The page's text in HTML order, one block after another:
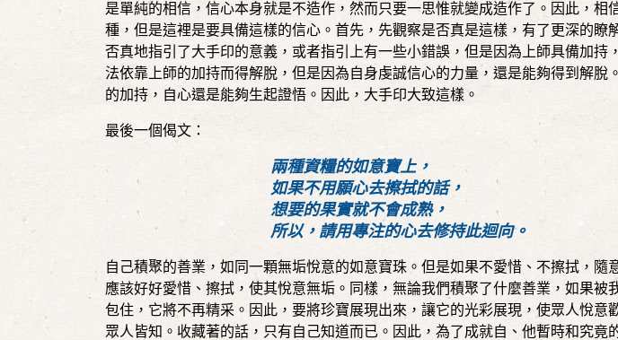
是單純的相信，信心本身就是不造作，然而只要一思惟就變成造作了。因此，
種，但是這裡是要具備這樣的信心。首先，先觀察是否真是這樣，有了更深的
否真地指引了大手印的意義，或者指引上有一些小錯誤，但是因為上師具備加
法依靠上師的加持而得解脫，但是因為自身虔誠信心的力量，還是能夠得到解
的加持，自心還是能夠生起證悟。因此，大手印大致這樣。
最後一個偈文：
兩種資糧的如意寶上，
如果不用願心去擦拭的話，
想要的果實就不會成熟，
所以，請用專注的心去修持此迴向。
自己積聚的善業，如同一顆無垢悅意的如意寶珠。但是如果不愛惜、不擦拭，
應該好好愛惜、擦拭，使其悅意無垢。同樣，無論我們積聚了什麼善業，如果
包住，它將不再精采。因此，要將珍寶展現出來，讓它的光彩展現，使眾人悅
眾人皆知。收藏著的話，只有自己知道而已。因此，為了成就自、他暫時和究